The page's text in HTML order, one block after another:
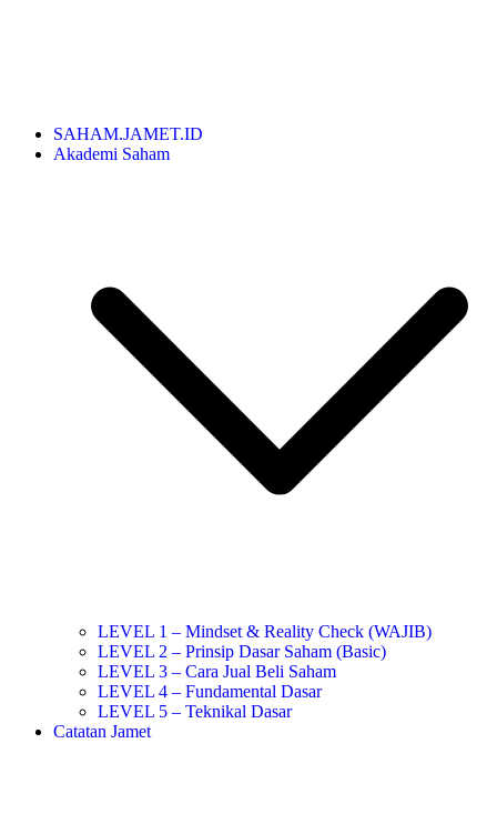
SAHAM.JAMET.ID
Akademi Saham
LEVEL 1 – Mindset & Reality Check (WAJIB)
LEVEL 2 – Prinsip Dasar Saham (Basic)
LEVEL 3 – Cara Jual Beli Saham
LEVEL 4 – Fundamental Dasar
LEVEL 5 – Teknikal Dasar
Catatan Jamet